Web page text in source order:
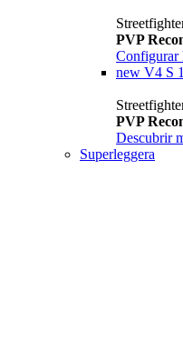
PVP
Configurar
new V4 S
PVP
Descubrir
Superleggera